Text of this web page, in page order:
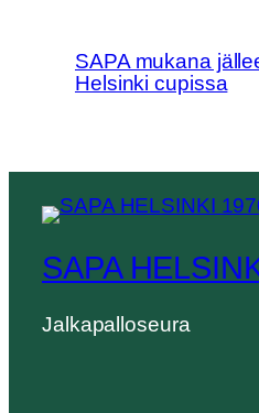
SAPA mukana
Helsinki cupissa
SAPA
Jalkapalloseura